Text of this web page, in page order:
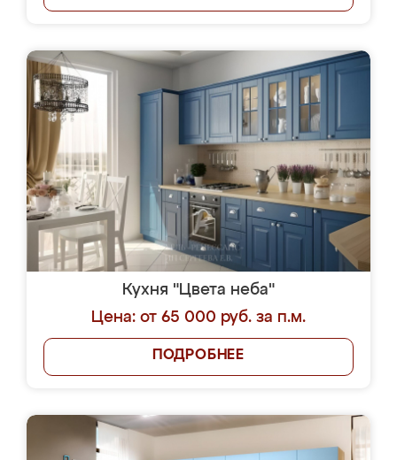
Кухня "Цвета неба"
Цена: от 65 000 руб. за п.м.
ПОДРОБНЕЕ